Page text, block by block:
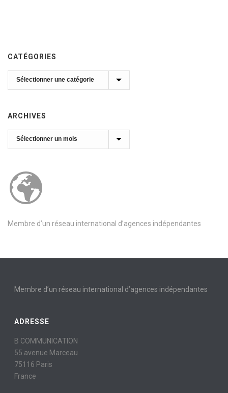
CATÉGORIES
Catégories
ARCHIVES
Archives
Membre d’un réseau international d’agences indépendantes
Membre d’un réseau international d’agences indépendantes
ADRESSE
B COMMUNICATION
55 avenue Marceau
75116 Paris
France